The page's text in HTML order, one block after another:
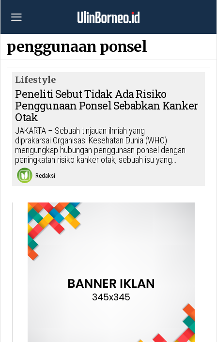
penggunaan ponsel
Lifestyle
Peneliti Sebut Tidak Ada Risiko
Penggunaan Ponsel Sebabkan Kanker
Otak
JAKARTA – Sebuah tinjauan ilmiah yang
diprakarsai Organisasi Kesehatan Dunia (WHO)
mengungkap hubungan penggunaan ponsel dengan
peningkatan risiko kanker otak, sebuah isu yang…
Redaksi